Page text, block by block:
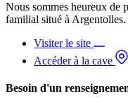
Nous sommes heureux de
familial situé à Argentolles.
Visiter le site
Accéder à la cave
Besoin d'un